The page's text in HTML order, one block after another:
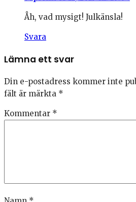
Åh, vad mysigt! Julkänsla!
Svara
Lämna ett svar
Din e-postadress kommer inte
fält är märkta *
Kommentar *